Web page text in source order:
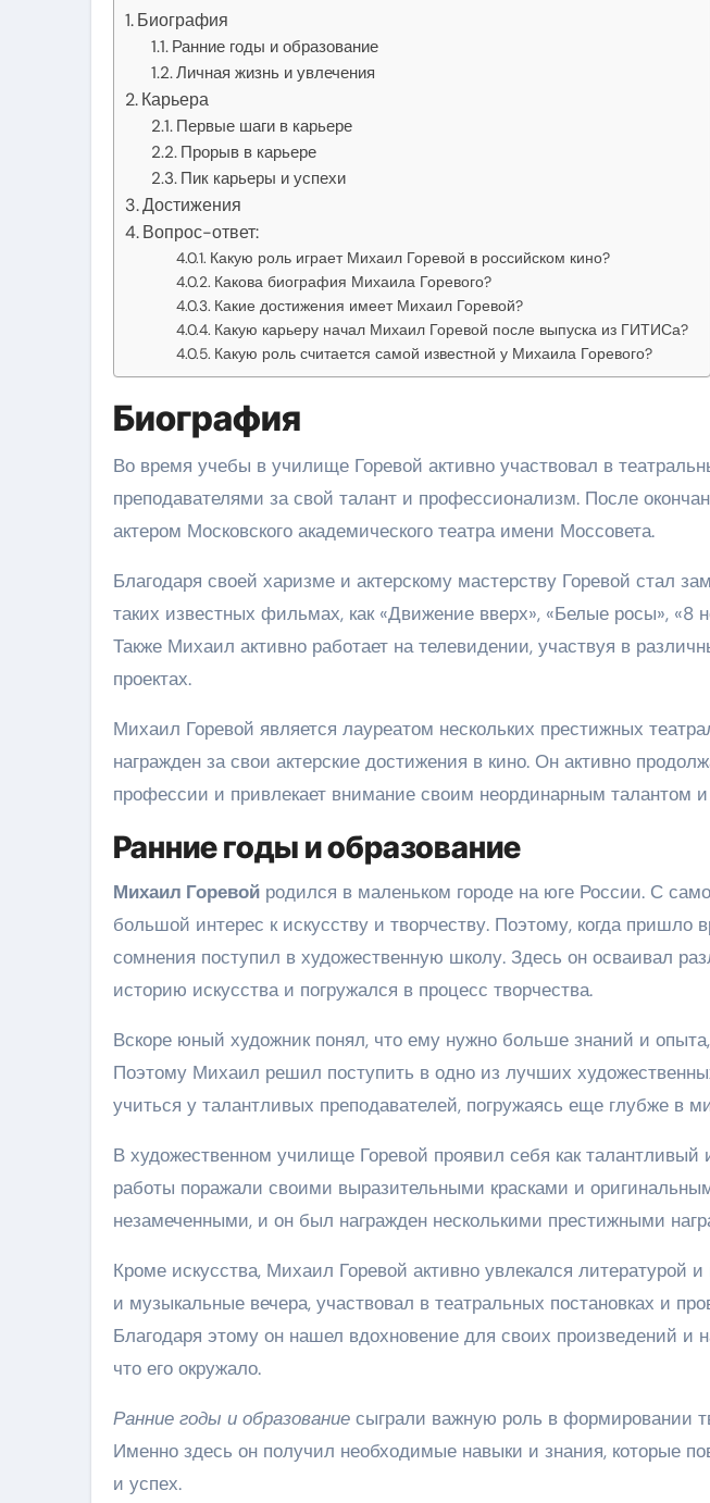
Биография
Ранние годы и образование
Личная жизнь и увлечения
Карьера
Первые шаги в карьере
Прорыв в карьере
Пик карьеры и успехи
Достижения
Вопрос-ответ:
Какую роль играет Михаил Горевой в российском кино?
Какова биография Михаила Горевого?
Какие достижения имеет Михаил Горевой?
Какую карьеру начал Михаил Горевой после выпуска из ГИТИСа?
Какую роль считается самой известной у Михаила Горевого?
Биография
Во время учебы в училище Горевой активно участвовал в
преподавателями за свой талант и профессионализм. После
актером Московского академического театра имени Моссовета.
Благодаря своей харизме и актерскому мастерству Горевой стал
таких известных фильмах, как «Движение вверх», «Белые росы», «8
Также Михаил активно работает на телевидении, участвуя в
проектах.
Михаил Горевой является лауреатом нескольких престижных
награжден за свои актерские достижения в кино. Он активно
профессии и привлекает внимание своим неординарным талантом
Ранние годы и образование
Михаил Горевой родился в маленьком городе на юге России. С
большой интерес к искусству и творчеству. Поэтому, когда
сомнения поступил в художественную школу. Здесь он осваивал
историю искусства и погружался в процесс творчества.
Вскоре юный художник понял, что ему нужно больше знаний и
Поэтому Михаил решил поступить в одно из лучших
учиться у талантливых преподавателей, погружаясь еще глубже в
В художественном училище Горевой проявил себя как талантливый
работы поражали своими выразительными красками и
незамеченными, и он был награжден несколькими престижными
Кроме искусства, Михаил Горевой активно увлекался литературой
и музыкальные вечера, участвовал в театральных постановках и
Благодаря этому он нашел вдохновение для своих произведений и
что его окружало.
Ранние годы и образование сыграли важную роль в формировании
Именно здесь он получил необходимые навыки и знания, которые
и успех.